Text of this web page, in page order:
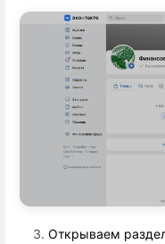
Открываем